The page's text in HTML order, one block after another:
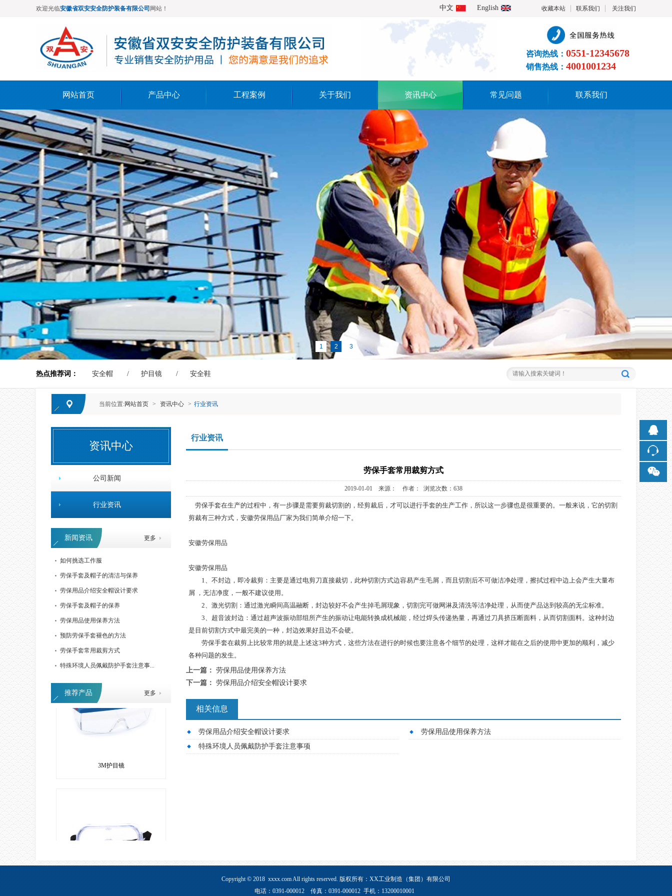
欢迎光临安徽省双安安全防护装备有限公司 网站！ English
中文 收藏本站 联系我们 关注我们
咨询热线： 0551-12345678
销售热线： 4001001234
网站首页 产品中心 工程案例 关于我们 资讯中心 常见问题 联系我们
1 2 3
热点推荐词： 安全帽 护目镜 安全鞋
当前位置:网站首页 > 资讯中心 > 行业资讯
资讯中心
公司新闻
行业资讯
更多
新闻资讯
如何挑选工作服
劳保手套及帽子的清洁与保养
劳保用品介绍安全帽设计要求
劳保手套及帽子的保养
劳保用品使用保养方法
预防劳保手套褪色的方法
劳保手套常用裁剪方式
特殊环境人员佩戴防护手套注意事...
更多
推荐产品
富光8004安全帽
3M防冲击眼罩
行业资讯
劳保手套常用裁剪方式
2019-01-01 来源： 作者： 浏览次数：638
劳保手套在生产的过程中，有一步骤是需要剪裁切割的，经剪裁后，才可以进行手套的生产工作，所以这一步骤也是很重要的。一般来说，它的切割
剪裁有三种方式，安徽劳保用品厂家为我们简单介绍一下。
安徽劳保用品
安徽劳保用品
1、不封边，即冷裁剪：主要是通过电剪刀直接裁切，此种切割方式边容易产生毛屑，而且切割后不可做洁净处理，擦拭过程中边上会产生大量布
屑 ，无洁净度，一般不建议使用。
2、激光切割：通过激光瞬间高温融断，封边较好不会产生掉毛屑现象，切割完可做网淋及清洗等洁净处理，从而使产品达到较高的无尘标准。
3、超音波封边：通过超声波振动部组所产生的振动让电能转换成机械能，经过焊头传递热量，再通过刀具挤压断面料，从而切割面料。这种封边
是目前切割方式中最完美的一种，封边效果好且边不会硬。
劳保手套在裁剪上比较常用的就是上述这3种方式，这些方法在进行的时候也要注意各个细节的处理，这样才能在之后的使用中更加的顺利，减少
各种问题的发生。
上一篇： 劳保用品使用保养方法
下一篇： 劳保用品介绍安全帽设计要求
相关信息
劳保用品介绍安全帽设计要求
劳保用品使用保养方法
特殊环境人员佩戴防护手套注意事项
Copyright © 2018 xxxx.com All rights reserved. 版权所有：XX工业制造（集团）有限公司
电话：0391-000012 传真：0391-000012 手机：13200010001